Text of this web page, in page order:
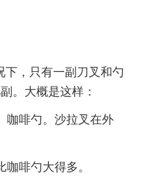
，只有一副刀叉和勺
。大概是这样：
啡勺。沙拉叉在外
啡勺大得多。